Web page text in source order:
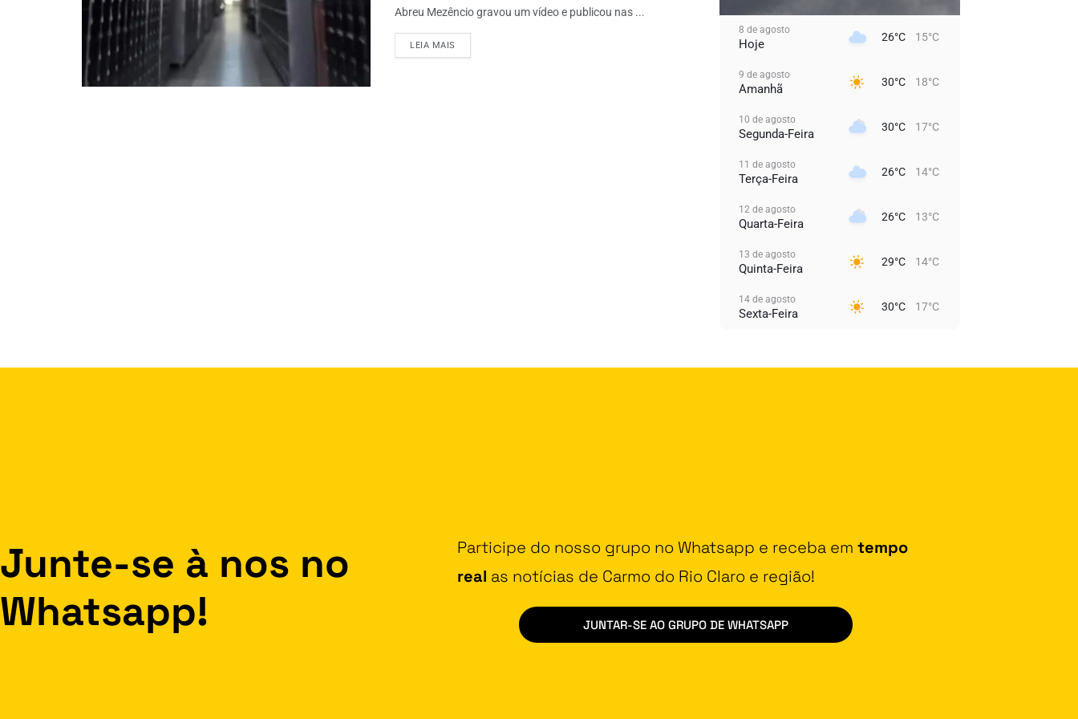
Abreu Mezêncio gravou um vídeo e publicou nas ...
LEIA MAIS
8 de agosto
Hoje 26°C 15°C
9 de agosto
Amanhã 30°C 18°C
10 de agosto
Segunda-Feira 30°C 17°C
11 de agosto
Terça-Feira 26°C 14°C
12 de agosto
Quarta-Feira 26°C 13°C
13 de agosto
Quinta-Feira 29°C 14°C
14 de agosto
Sexta-Feira 30°C 17°C
Junte-se à nos no
Whatsapp!
Participe do nosso grupo no Whatsapp e receba em tempo
real as notícias de Carmo do Rio Claro e região!
JUNTAR-SE AO GRUPO DE WHATSAPP